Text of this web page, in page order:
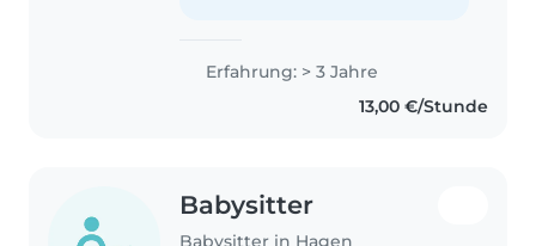
Erfahrung: > 3 Jahre
13,00 €/Stunde
Babysitter
Babysitter in Hagen